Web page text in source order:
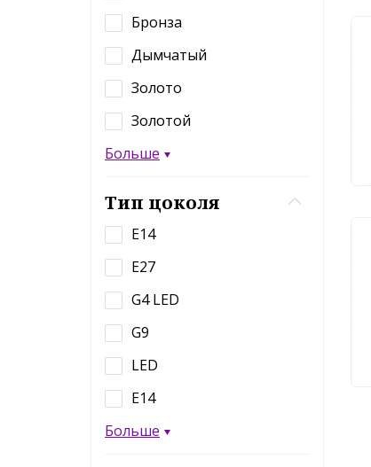
Бронза
Дымчатый
Золото
Золотой
Больше
Тип цоколя
E14
E27
G4 LED
G9
LED
Е14
Больше